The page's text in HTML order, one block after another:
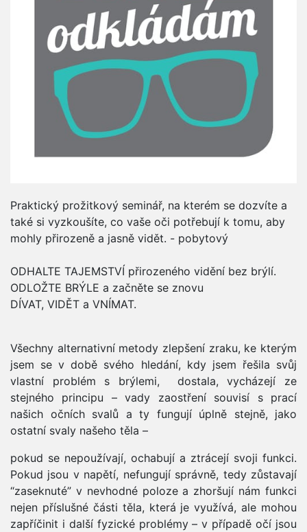
Praktický prožitkový seminář, na kterém se dozvíte a
také si vyzkoušíte, co vaše oči potřebují k tomu, aby
mohly přirozeně a jasně vidět. - pobytový
ODHALTE TAJEMSTVÍ přirozeného vidění bez brýlí.
ODLOŽTE BRÝLE a začněte se znovu
DÍVAT, VIDĚT a VNÍMAT.
Všechny alternativní metody zlepšení zraku, ke kterým
jsem se v době svého hledání, kdy jsem řešila svůj
vlastní problém s brýlemi, dostala, vycházejí ze
stejného principu – vady zaostření souvisí s prací
našich očních svalů a ty fungují úplně stejně, jako
ostatní svaly našeho těla –
pokud se nepoužívají, ochabují a ztrácejí svoji funkci.
Pokud jsou v napětí, nefungují správně, tedy zůstavají
“zaseknuté” v nevhodné poloze a zhoršují nám funkci
nejen příslušné části těla, která je využívá, ale mohou
zapříčinit i další fyzické problémy – v případě očí jsou